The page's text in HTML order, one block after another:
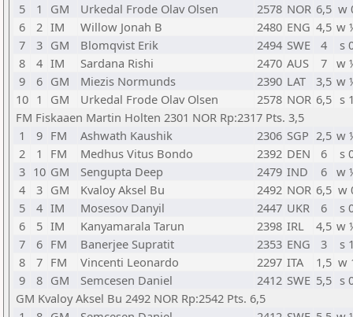
5
1 GM Urkedal Frode Olav Olsen 2578 NOR 6,5 w
6
2 IM Willow Jonah B 2480 ENG 4,5 w
7
3 GM Blomqvist Erik 2494 SWE 4
s
8
4 IM Sardana Rishi 2470 AUS 7 w
9
6 GM Miezis Normunds 2390 LAT 3,5 w
10 1 GM Urkedal Frode Olav Olsen 2578 NOR 6,5 s
FM Fiskaaen Martin Holten 2301 NOR Rp:2317 Pts. 3,5
1
9 FM Ashwath Kaushik 2306 SGP 2,5 w
2
1 FM Medhus Vitus Bondo 2392 DEN 6
s
3 10 GM Sengupta Deep 2479 IND 6 w
4
3 GM Kvaloy Aksel Bu 2492 NOR 6,5 w
5
4 IM Mosesov Danyil 2447 UKR 6
s
6
5 IM Kanyamarala Tarun 2398 IRL 4,5 w
7
6 FM Banerjee Supratit 2353 ENG 3
s
8
7 FM Vincenti Leonardo 2297 ITA 1,5 w
9
8 GM Semcesen Daniel 2412 SWE 5,5 s
GM Kvaloy Aksel Bu 2492 NOR Rp:2542 Pts. 6,5